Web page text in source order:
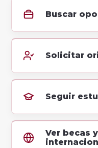
Buscar
Solicitar
Seguir
Ver becas